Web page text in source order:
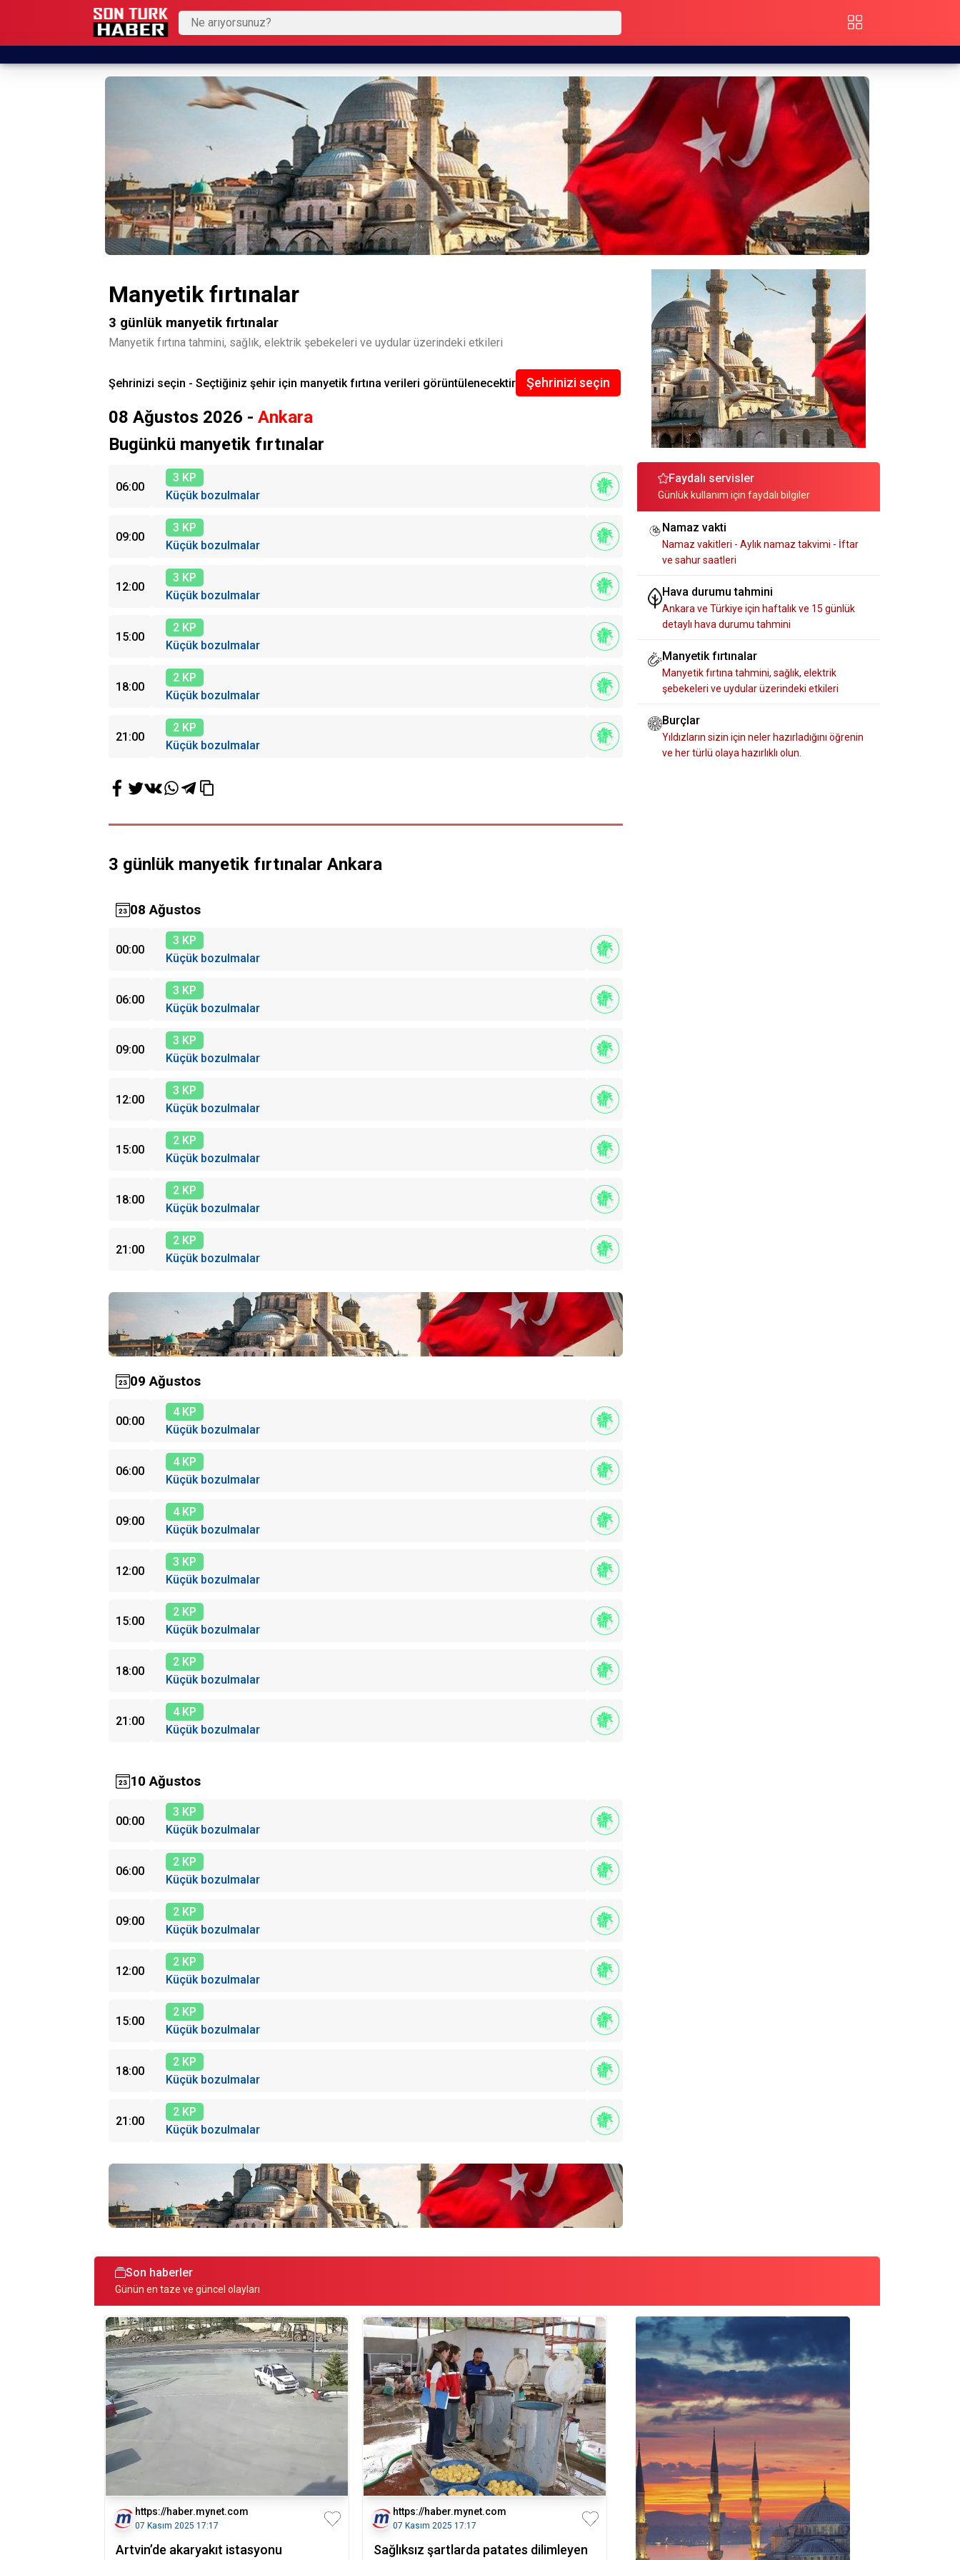
Manyetik fırtınalar
3 günlük manyetik fırtınalar
Manyetik fırtına tahmini, sağlık, elektrik şebekeleri ve uydular üzerindeki etkileri
Şehrinizi seçin - Seçtiğiniz şehir için manyetik fırtına verileri görüntülenecektir Şehrinizi seçin
08 Ağustos 2026 - Ankara
Bugünkü manyetik fırtınalar
06:00
3 KP
Küçük bozulmalar
09:00
3 KP
Küçük bozulmalar
12:00
3 KP
Küçük bozulmalar
15:00
2 KP
Küçük bozulmalar
18:00
2 KP
Küçük bozulmalar
21:00
2 KP
Küçük bozulmalar
3 günlük manyetik fırtınalar Ankara
08 Ağustos
00:00
3 KP
Küçük bozulmalar
06:00
3 KP
Küçük bozulmalar
09:00
3 KP
Küçük bozulmalar
12:00
3 KP
Küçük bozulmalar
15:00
2 KP
Küçük bozulmalar
18:00
2 KP
Küçük bozulmalar
21:00
2 KP
Küçük bozulmalar
09 Ağustos
00:00
4 KP
Küçük bozulmalar
06:00
4 KP
Küçük bozulmalar
09:00
4 KP
Küçük bozulmalar
12:00
3 KP
Küçük bozulmalar
15:00
2 KP
Küçük bozulmalar
18:00
2 KP
Küçük bozulmalar
21:00
4 KP
Küçük bozulmalar
10 Ağustos
00:00
3 KP
Küçük bozulmalar
06:00
2 KP
Küçük bozulmalar
09:00
2 KP
Küçük bozulmalar
12:00
2 KP
Küçük bozulmalar
15:00
2 KP
Küçük bozulmalar
18:00
2 KP
Küçük bozulmalar
21:00
2 KP
Küçük bozulmalar
Faydalı servisler
Günlük kullanım için faydalı bilgiler
Namaz vakti
Namaz vakitleri - Aylık namaz takvimi - İftar
ve sahur saatleri
Hava durumu tahmini
Ankara ve Türkiye için haftalık ve 15 günlük
detaylı hava durumu tahmini
Manyetik fırtınalar
Manyetik fırtına tahmini, sağlık, elektrik
şebekeleri ve uydular üzerindeki etkileri
Burçlar
Yıldızların sizin için neler hazırladığını öğrenin
ve her türlü olaya hazırlıklı olun.
Son haberler
Günün en taze ve güncel olayları
https://haber.mynet.com
07 Kasım 2025 17:17
Artvin’de akaryakıt istasyonu
https://haber.mynet.com
07 Kasım 2025 17:17
Sağlıksız şartlarda patates dilimleyen